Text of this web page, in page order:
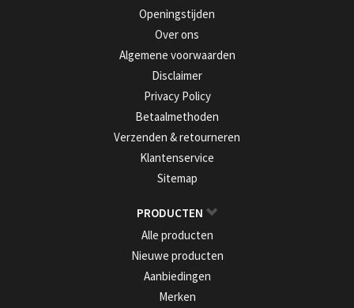
Openingstijden
Over ons
Algemene voorwaarden
Disclaimer
Privacy Policy
Betaalmethoden
Verzenden & retourneren
Klantenservice
Sitemap
PRODUCTEN
Alle producten
Nieuwe producten
Aanbiedingen
Merken